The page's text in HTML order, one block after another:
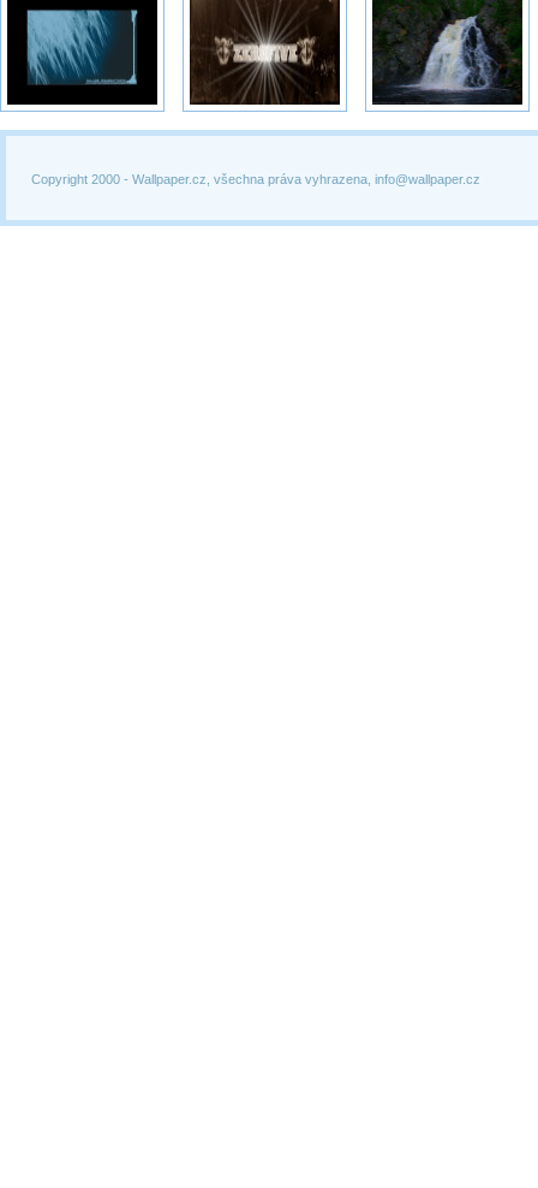
Copyright 2000 - Wallpaper.cz, všechna práva vyhrazena, info@wallpaper.cz